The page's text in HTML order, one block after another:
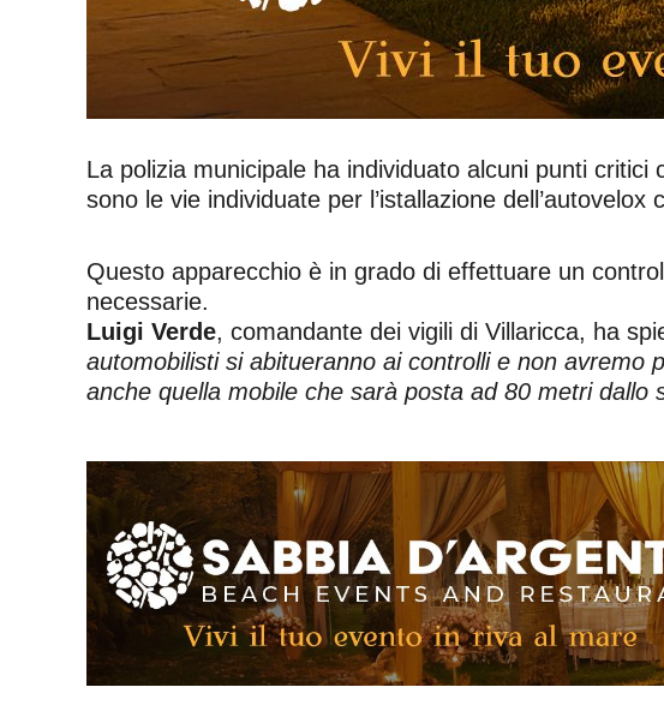
La polizia municipale ha individuato alcuni punti
sono le vie individuate per l’istallazione
Questo apparecchio è in grado di effettuare un
necessarie.
Luigi Verde, comandante dei vigili di Villaricca, ha
automobilisti si abitueranno ai controlli e non avremo
anche quella mobile che sarà posta ad 80 metri dallo